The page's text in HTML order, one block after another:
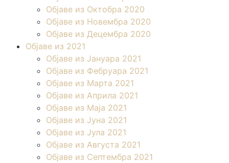
Објаве из Октобра 2020
Објаве из Новембра 2020
Објаве из Децембра 2020
Објаве из 2021
Објаве из Јануара 2021
Објаве из Фебруара 2021
Објаве из Марта 2021
Објаве из Априла 2021
Објаве из Маја 2021
Објаве из Јуна 2021
Објаве из Јула 2021
Објаве из Августа 2021
Објаве из Септембра 2021